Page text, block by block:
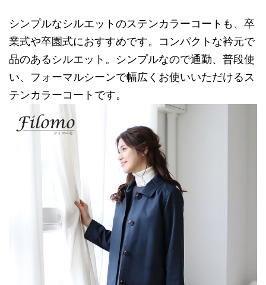
シンプルなシルエットのステンカラーコートも、卒
業式や卒園式におすすめです。コンパクトな衿元で
品のあるシルエット。シンプルなので通勤、普段使
い、フォーマルシーンで幅広くお使いいただけるス
テンカラーコートです。